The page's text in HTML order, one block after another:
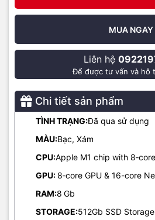
MUA NGAY
Liên hệ
Để được tư vấn và hỗ
Chi tiết sản phẩm
TÌNH TRẠNG:Đã qua sử dụng
MÀU:Bạc, Xám
CPU:Apple M1 chip with
GPU:8‑core GPU & 16-core
RAM:8 Gb
STORAGE:512Gb SSD Storage
mạnh mẽ và xử lý đa tác vụ giờ đây là
Mac Mini M1 2020.
Với M1 sử dụng kiến trúc bộ nhớ hợp
thông tốc độ cao từ RAM và CPU hiệu
xử lý video nhanh hơn đến 3,9 lần và
chiếc Mac Mini này.
Cổng Thunderbot / USB 4 truyền tải
HDMI 2.0 truyền màn hình độ phân
cổng kết nối hiện đại nhất. Với 2 cổng
thứ 4 cho phép người dùng truyền dữ